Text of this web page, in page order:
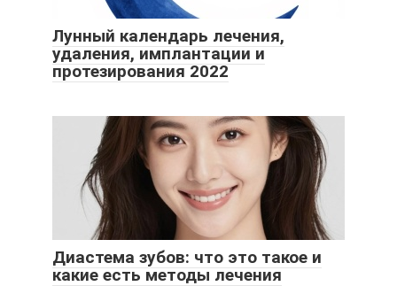
Лунный календарь лечения,
удаления, имплантации и
протезирования 2022
Диастема зубов: что это такое и
какие есть методы лечения